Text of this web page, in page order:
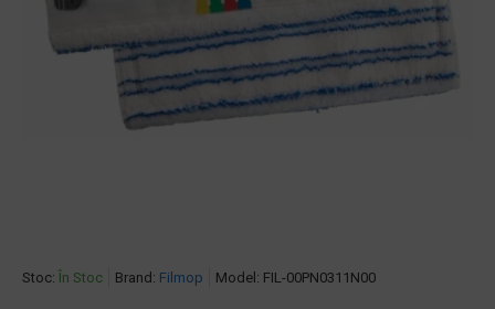
Stoc: În Stoc Brand: Filmop Model: FIL-00PN0311N00